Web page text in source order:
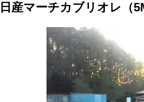
日産マーチカブリオレ（